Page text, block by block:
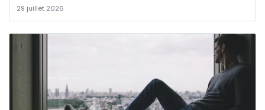
29 juillet 2026